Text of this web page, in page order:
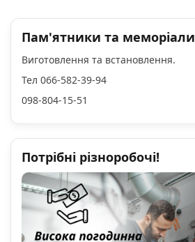
Пам'ятники та меморіали
Виготовлення та встановлення.
Тел 066-582-39-94
098-804-15-51
Потрібні різноробочі!